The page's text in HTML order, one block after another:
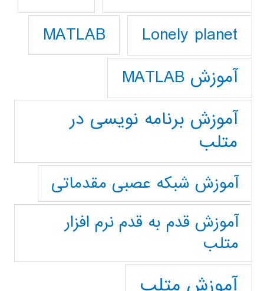
Lonely planet
MATLAB
آموزش MATLAB
آموزش برنامه نویسی در
متلب
آموزش شبکه عصبی مقدماتی
آموزش قدم به قدم نرم افزار
متلب